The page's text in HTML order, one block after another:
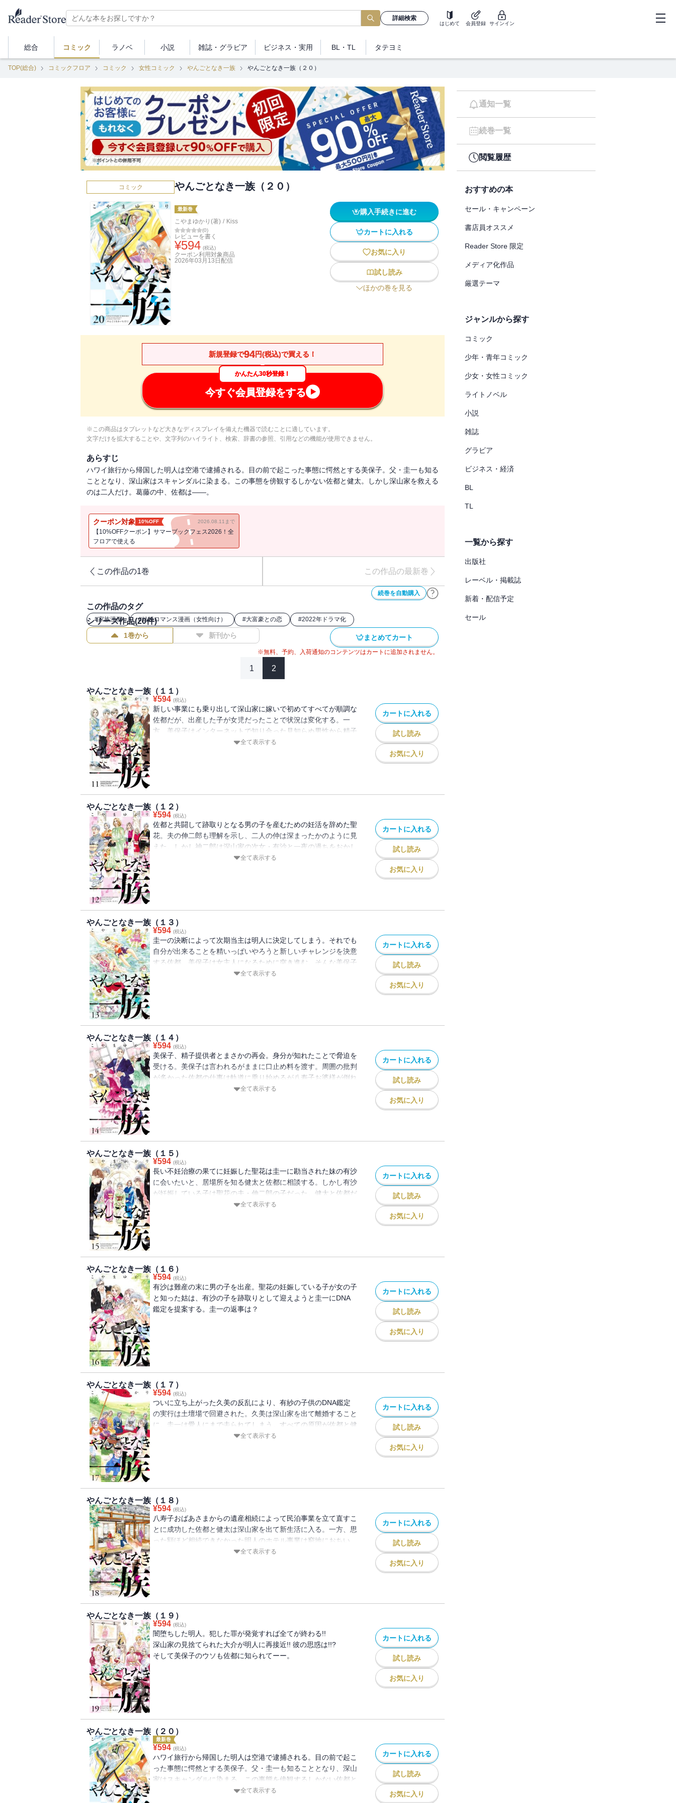
詳細検索
はじめて 会員登録 サインイン
総合 コミック ラノベ 小説 雑誌・ グラビア ビジネス ・実用 BL・TL タテヨミ
TOP(総合) コミックフロア コミック 女性コミック やんごとなき一族 やんごとなき一族（２０）
コミック やんごとなき一族（２０）
最新巻
こやまゆかり(著) / Kiss
(0)
レビューを書く
¥594 (税込)
クーポン利用対象商品
2026年03月13日 配信
購入手続きに進む
カートに入れる
お気に入り
試し読み
ほかの巻を見る
新規登録で94円(税込)で買える！
かんたん30秒登録！
今すぐ会員登録をする
※この商品はタブレットなど大きなディスプレイを備えた機器で読むことに適しています。
文字だけを拡大することや、文字列のハイライト、検索、辞書の参照、引用などの機能が使用できません。
あらすじ
ハワイ旅行から帰国した明人は空港で逮捕される。目の前で起こった事態に愕然とする美保子。父・圭一も知る
こととなり、深山家はスキャンダルに染まる。この事態を傍観するしかない佐都と健太。しかし深山家を救える
のは二人だけ。葛藤の中、佐都は――。
クーポン対象 10%OFF 2026.08.11まで
【10%OFFクーポン】サマーブックフェス2026！全
フロアで使える
この作品の1巻 この作品の最新巻
続巻を自動購入
この作品のタグ
#家族漫画 #結婚ロマンス漫画（女性向け） #大富豪との恋 #2022年ドラマ化
シリーズ作品(20件)
1巻から 新刊から まとめてカート
※無料、予約、入荷通知のコンテンツはカートに追加されません。
1 2
やんごとなき一族（１１）
¥594 (税込)
新しい事業にも乗り出して深山家に嫁いで初めてすべてが順調な
佐都だが、出産した子が女児だったことで状況は変化する。一
方、美保子はインターネットで知り合った見知らぬ男性から精子
を購入し、望んでいた妊娠を果たす。健太のことや深山家の将来
全て表示する
カートに入れる
試し読み
お気に入り
やんごとなき一族（１２）
¥594 (税込)
佐都と共闘して跡取りとなる男の子を産むための妊活を辞めた聖
花。夫の伸二郎も理解を示し、二人の仲は深まったかのように見
えた。しかし神二郎は深山家の次女・有沙と一夜の過ちをおかし
ていた。そして有紗の妊娠が発覚。それを知った佐都と健太は圭
全て表示する
カートに入れる
試し読み
お気に入り
やんごとなき一族（１３）
¥594 (税込)
圭一の決断によって次期当主は明人に決定してしまう。それでも
自分が出来ることを精いっぱいやろうと新しいチャレンジを決意
する佐都。美保子は女主人になるために突き進む。そんな美保子
の想いに応えるため明人は危険な手段を取ることに…。美保子は
全て表示する
カートに入れる
試し読み
お気に入り
やんごとなき一族（１４）
¥594 (税込)
美保子、精子提供者とまさかの再会。身分が知れたことで脅迫を
受ける。美保子は言われるがままに口止め料を渡す。周囲の批判
が多かった佐都の仕事は軌道に乗り始めるが八寿子お婆様が倒れ
たことで圭一に介護に専念するよう命じられる。一方、明人は遺
全て表示する
カートに入れる
試し読み
お気に入り
やんごとなき一族（１５）
¥594 (税込)
長い不妊治療の果てに妊娠した聖花は圭一に勘当された妹の有沙
に会いたいと、居場所を知る健太と佐都に相談する。しかし有沙
が妊娠している子は聖花の夫・伸二郎の子だった。健太と佐都だ
けが知るこの秘密は絶対に知られてはいけない。しかし聖花はそ
全て表示する
カートに入れる
試し読み
お気に入り
やんごとなき一族（１６）
¥594 (税込)
有沙は難産の末に男の子を出産。聖花の妊娠している子が女の子
と知った姑は、有沙の子を跡取りとして迎えようと圭一にDNA
鑑定を提案する。圭一の返事は？
カートに入れる
試し読み
お気に入り
やんごとなき一族（１７）
¥594 (税込)
ついに立ち上がった久美の反乱により、有紗の子供のDNA鑑定
の実行は土壇場で回避された。久美は深山家を出て離婚すること
に。圭一は愛人にまで去られてしまう。すべての原因が佐都と健
太にあることを知った圭一は美保子たちの提案も受け、佐都と健
全て表示する
カートに入れる
試し読み
お気に入り
やんごとなき一族（１８）
¥594 (税込)
八寿子おばあさまからの遺産相続によって民泊事業を立て直すこ
とに成功した佐都と健太は深山家を出て新生活に入る。一方、思
った額ほど相続できなかった明人のホテル事業は窮地におちい
る。明人は弟・大介に「無償では大介のサロンはホテルに入れな
全て表示する
カートに入れる
試し読み
お気に入り
やんごとなき一族（１９）
¥594 (税込)
闇堕ちした明人。犯した罪が発覚すれば全てが終わる!!
深山家の見捨てられた大介が明人に再接近!! 彼の思惑は!!?
そして美保子のウソも佐都に知られてーー。
カートに入れる
試し読み
お気に入り
やんごとなき一族（２０）
最新巻
¥594 (税込)
ハワイ旅行から帰国した明人は空港で逮捕される。目の前で起こ
った事態に愕然とする美保子。父・圭一も知ることとなり、深山
家はスキャンダルに染まる。この事態を傍観するしかない佐都と
健太。しかし深山家を救えるのは二人だけ。葛藤の中、佐都は
全て表示する
カートに入れる
試し読み
お気に入り
通知一覧
続巻一覧
閲覧履歴
おすすめの本
セール・キャンペーン
書店員オススメ
Reader Store 限定
メディア化作品
厳選テーマ
ジャンルから探す
コミック
少年・青年コミック
少女・女性コミック
ライトノベル
小説
雑誌
グラビア
ビジネス・経済
BL
TL
一覧から探す
出版社
レーベル・掲載誌
新着・配信予定
セール